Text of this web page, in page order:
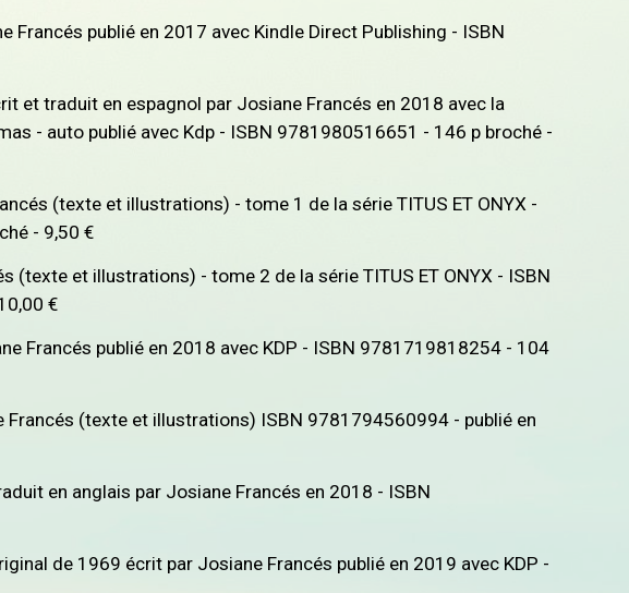
Francés publié en 2017 avec Kindle Direct Publishing - ISBN
et traduit en espagnol par Josiane Francés en 2018 avec la
- auto publié avec Kdp - ISBN 9781980516651 - 146 p broché -
(texte et illustrations) - tome 1 de la série TITUS ET ONYX -
- 9,50 €
(texte et illustrations) - tome 2 de la série TITUS ET ONYX - ISBN
€
Francés publié en 2018 avec KDP - ISBN 9781719818254 - 104
Francés (texte et illustrations) ISBN 9781794560994 - publié en
en anglais par Josiane Francés en 2018 - ISBN
de 1969 écrit par Josiane Francés publié en 2019 avec KDP -